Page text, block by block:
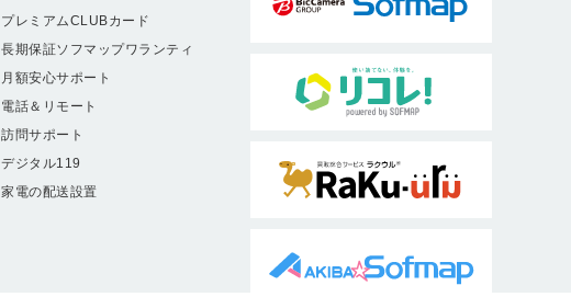
プレミアムCLUBカード
長期保証ソフマップワランティ
月額安心サポート
電話＆リモート
訪問サポート
デジタル119
家電の配送設置